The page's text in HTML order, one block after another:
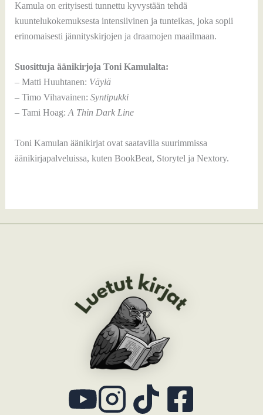
Kamula on erityisesti tunnettu kyvystään tehdä
kuuntelukokemuksesta intensiivinen ja tunteikas, joka sopii
erinomaisesti jännityskirjojen ja draamojen maailmaan.
Suosittuja äänikirjoja Toni Kamulalta:
– Matti Huuhtanen: Väylä
– Timo Vihavainen: Syntipukki
– Tami Hoag: A Thin Dark Line
Toni Kamulan äänikirjat ovat saatavilla suurimmissa
äänikirjapalveluissa, kuten BookBeat, Storytel ja Nextory.